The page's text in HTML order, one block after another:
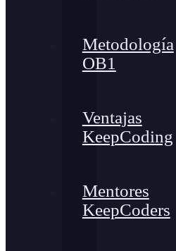
Metodología
OB1
Ventajas
KeepCoding
Mentores
KeepCoders